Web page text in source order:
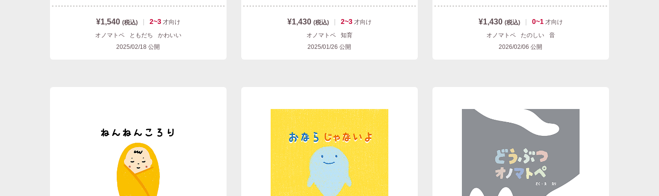
¥1,540 (税込) | 2~3 才向け
オノマトペ
ともだち
かわいい
2025/02/18 公開
¥1,430 (税込) | 2~3 才向け
オノマトペ
知育
2025/01/26 公開
¥1,430 (税込) | 0~1 才向け
オノマトペ
たのしい
音
2026/02/06 公開